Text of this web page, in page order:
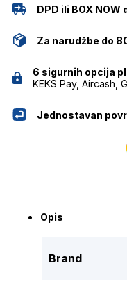
DPD ili BOX NOW
Za narudžbe do
6 sigurnih opcija
KEKS Pay, Aircash,
Jednostavan
Opis
Brand